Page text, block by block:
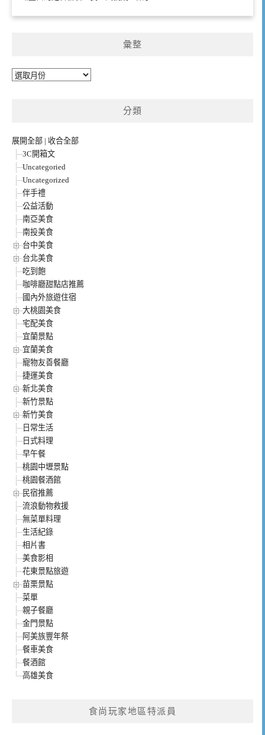
彙整
彙
分類
展開全部 | 收合全部
3C開箱文
Uncategoried
Uncategorized
伴手禮
公益活動
南亞美食
南投美食
台中美食
台北美食
吃到飽
咖啡廳甜點店推薦
國內外旅遊住宿
大桃園美食
宅配美食
宜蘭景點
宜蘭美食
寵物友善餐廳
捷運美食
新北美食
新竹景點
新竹美食
日常生活
日式料理
早午餐
桃園中壢景點
桃園餐酒館
民宿推薦
流浪動物救援
無菜單料理
生活紀錄
相片書
美食影相
花東景點旅遊
苗栗景點
菜單
親子餐廳
金門景點
阿美族豐年祭
餐車美食
餐酒館
高雄美食
食尚玩家地區特派員